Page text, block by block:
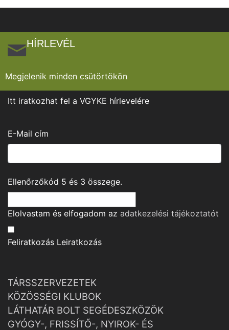
HÍRLEVÉL
Megjelenik minden csütörtökön
Itt iratkozhat fel a VGYKE hírlevelére
E-Mail cím
Ellenőrzőkód 5 és 3 összege.
Elolvastam és elfogadom az adatkezelési tájékoztatót
Feliratkozás Leiratkozás
TÁRSSZERVEZETEK
KÖZÖSSÉGI KLUBOK
LÁTHATÁR BOLT SEGÉDESZKÖZÖK
GYÓGY-, FRISSÍTŐ-, NYIROK- ÉS